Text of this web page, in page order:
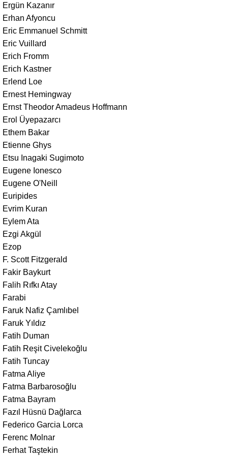
Ergün Kazanır
Erhan Afyoncu
Eric Emmanuel Schmitt
Eric Vuillard
Erich Fromm
Erich Kastner
Erlend Loe
Ernest Hemingway
Ernst Theodor Amadeus Hoffmann
Erol Üyepazarcı
Ethem Bakar
Etienne Ghys
Etsu Inagaki Sugimoto
Eugene Ionesco
Eugene O'Neill
Euripides
Evrim Kuran
Eylem Ata
Ezgi Akgül
Ezop
F. Scott Fitzgerald
Fakir Baykurt
Falih Rıfkı Atay
Farabi
Faruk Nafiz Çamlıbel
Faruk Yıldız
Fatih Duman
Fatih Reşit Civelekoğlu
Fatih Tuncay
Fatma Aliye
Fatma Barbarosoğlu
Fatma Bayram
Fazıl Hüsnü Dağlarca
Federico Garcia Lorca
Ferenc Molnar
Ferhat Taştekin